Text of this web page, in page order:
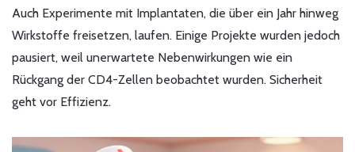
Auch Experimente mit Implantaten, die über ein Jahr hinweg
Wirkstoffe freisetzen, laufen. Einige Projekte wurden jedoch
pausiert, weil unerwartete Nebenwirkungen wie ein
Rückgang der CD4-Zellen beobachtet wurden. Sicherheit
geht vor Effizienz.